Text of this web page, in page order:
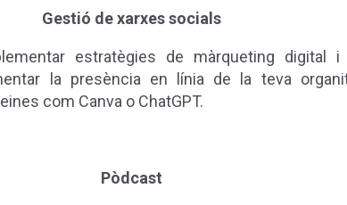
Gestió de xarxes socials
estratègies de màrqueting digital i
la presència en línia de la teva
com Canva o ChatGPT.
Pòdcast